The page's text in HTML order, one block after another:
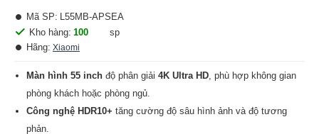
Kho hàng: 100
sp
Hãng: Xiaomi
Mã SP: L55MB-APSEA
Màn hình 55 inch độ phân giải 4K Ultra HD, phù hợp không gian
phòng khách hoặc phòng ngủ.
Công nghệ HDR10+ tăng cường độ sâu hình ảnh và độ tương
phản.